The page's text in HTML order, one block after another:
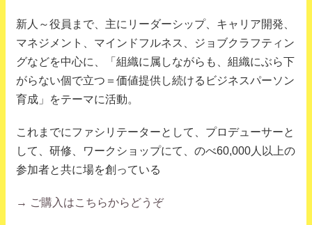
新人～役員まで、主にリーダーシップ、キャリア開発、
マネジメント、マインドフルネス、ジョブクラフティン
グなどを中心に、「組織に属しながらも、組織にぶら下
がらない個で立つ＝価値提供し続けるビジネスパーソン
育成」をテーマに活動。
これまでにファシリテーターとして、プロデューサーと
して、研修、ワークショップにて、のべ60,000人以上の
参加者と共に場を創っている
→ ご購入はこちらからどうぞ